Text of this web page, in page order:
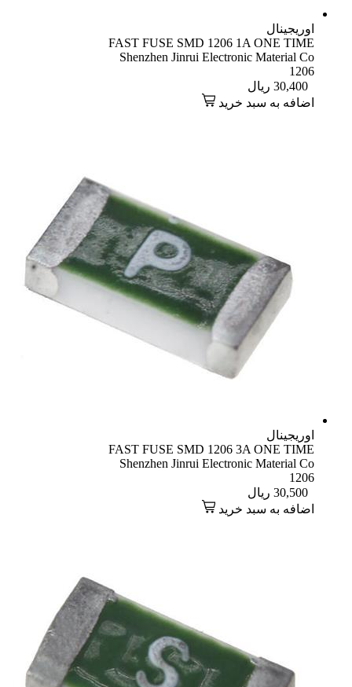
اوریجینال
FAST FUSE SMD 1206 1A ONE TIME
Shenzhen Jinrui Electronic Material Co
1206
30,400 ریال
اضافه به سبد خرید
اوریجینال
FAST FUSE SMD 1206 3A ONE TIME
Shenzhen Jinrui Electronic Material Co
1206
30,500 ریال
اضافه به سبد خرید